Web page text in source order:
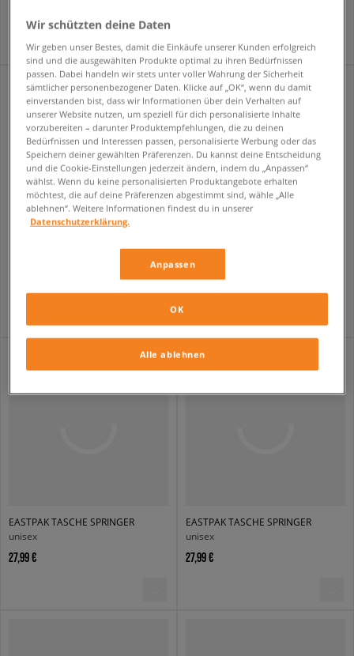
ADIDAS MINITASCHE BOWLING BAG
EASTPAK TASCHE SPRINGER
unisex
27,99 €
EASTPAK TASCHE SPRINGER
unisex
27,99 €
EASTPAK TASCHE SPRINGER
unisex
27,99 €
Wir schützten deine Daten
Wir geben unser Bestes, damit die Einkäufe unserer Kunden erfolgreich
sind und die ausgewählten Produkte optimal zu ihren Bedürfnissen
passen. Dabei handeln wir stets unter voller Wahrung der Sicherheit
sämtlicher personenbezogener Daten. Klicke auf „OK“, wenn du damit
einverstanden bist, dass wir Informationen über dein Verhalten auf
unserer Website nutzen, um speziell für dich personalisierte Inhalte
vorzubereiten – darunter Produktempfehlungen, die zu deinen
Bedürfnissen und Interessen passen, personalisierte Werbung oder das
Speichern deiner gewählten Präferenzen. Du kannst deine Entscheidung
und die Cookie-Einstellungen jederzeit ändern, indem du „Anpassen“
wählst. Wenn du keine personalisierten Produktangebote erhalten
möchtest, die auf deine Präferenzen abgestimmt sind, wähle „Alle
ablehnen“. Weitere Informationen findest du in unserer
Datenschutzerklärung.
Anpassen
Alle ablehnen
OK